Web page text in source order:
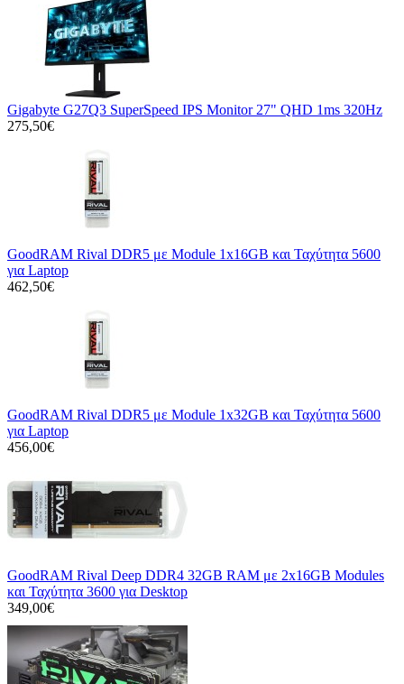
Gigabyte G27Q3 SuperSpeed IPS Monitor 27" QHD 1ms 320Hz
275,50€
GoodRAM Rival DDR5 με Module 1x16GB και Ταχύτητα 5600
για Laptop
462,50€
GoodRAM Rival DDR5 με Module 1x32GB και Ταχύτητα 5600
για Laptop
456,00€
GoodRAM Rival Deep DDR4 32GB RAM με 2x16GB Modules
και Ταχύτητα 3600 για Desktop
349,00€